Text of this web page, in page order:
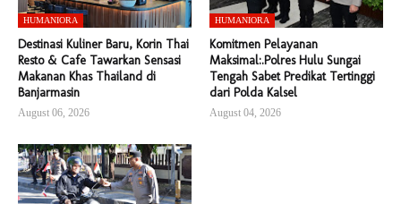
HUMANIORA
Destinasi Kuliner Baru, Korin Thai
Resto & Cafe Tawarkan Sensasi
Makanan Khas Thailand di
Banjarmasin
August 06, 2026
HUMANIORA
Komitmen Pelayanan
Maksimal:.Polres Hulu Sungai
Tengah Sabet Predikat Tertinggi
dari Polda Kalsel
August 04, 2026